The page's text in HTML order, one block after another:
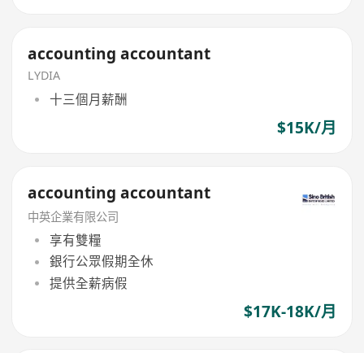
accounting accountant
LYDIA
十三個月薪酬
$15K/月
accounting accountant
中英企業有限公司
享有雙糧
銀行公眾假期全休
提供全薪病假
$17K-18K/月